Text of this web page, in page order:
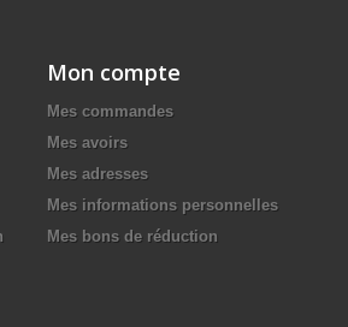
Mon compte
Mes commandes
Mes avoirs
Mes adresses
Mes informations personnelles
Mes bons de réduction